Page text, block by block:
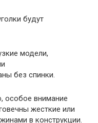
будут
модели,
без спинки.
особое внимание
жесткие или
в конструкции.